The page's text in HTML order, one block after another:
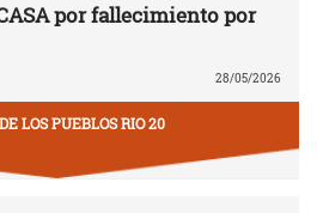
por fallecimiento por
28/05/2026
LOS PUEBLOS RIO 20